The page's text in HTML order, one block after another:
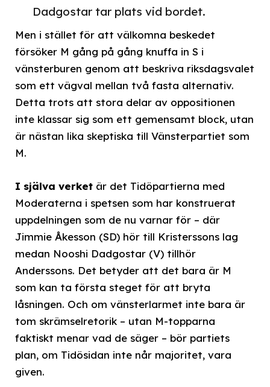
Dadgostar tar plats vid bordet.
Men i stället för att välkomna beskedet
försöker M gång på gång knuffa in S i
vänsterburen genom att beskriva riksdagsvalet
som ett vägval mellan två fasta alternativ.
Detta trots att stora delar av oppositionen
inte klassar sig som ett gemensamt block, utan
är nästan lika skeptiska till Vänsterpartiet som
M.
I själva verket är det Tidöpartierna med
Moderaterna i spetsen som har konstruerat
uppdelningen som de nu varnar för – där
Jimmie Åkesson (SD) hör till Kristerssons lag
medan Nooshi Dadgostar (V) tillhör
Anderssons. Det betyder att det bara är M
som kan ta första steget för att bryta
låsningen. Och om vänsterlarmet inte bara är
tom skrämselretorik – utan M-topparna
faktiskt menar vad de säger – bör partiets
plan, om Tidösidan inte når majoritet, vara
given.